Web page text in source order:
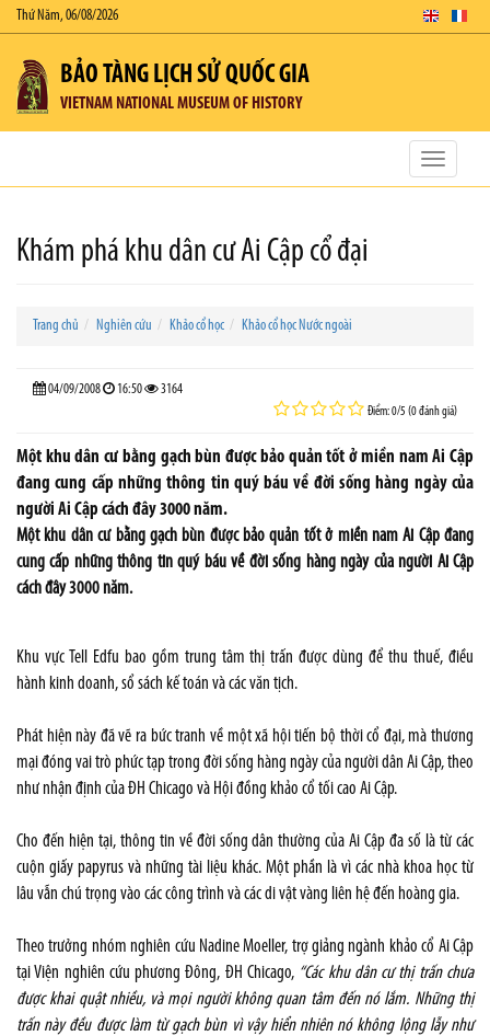
Thứ Năm, 06/08/2026
BẢO TÀNG LỊCH SỬ QUỐC GIA
VIETNAM NATIONAL MUSEUM OF HISTORY
Toggle
Khám phá khu dân cư Ai Cập cổ đại
Trang chủ Nghiên cứu Khảo cổ học Khảo cổ học Nước ngoài
04/09/2008 16:50 3164
Điểm: 0/5 (0 đánh giá)
Một khu dân cư bằng gạch bùn được bảo quản tốt ở miền nam Ai Cập
đang cung cấp những thông tin quý báu về đời sống hàng ngày của
người Ai Cập cách đây 3000 năm.
Một khu dân cư bằng gạch bùn được bảo quản tốt ở miền nam Ai Cập đang
cung cấp những thông tin quý báu về đời sống hàng ngày của người Ai Cập
cách đây 3000 năm.
Khu vực Tell Edfu bao gồm trung tâm thị trấn được dùng để thu thuế, điều
hành kinh doanh, sổ sách kế toán và các văn tịch.
Phát hiện này đã vẽ ra bức tranh về một xã hội tiến bộ thời cổ đại, mà thương
mại đóng vai trò phức tạp trong đời sống hàng ngày của người dân Ai Cập, theo
như nhận định của ĐH Chicago và Hội đồng khảo cổ tối cao Ai Cập.
Cho đến hiện tại, thông tin về đời sống dân thường của Ai Cập đa số là từ các
cuộn giấy papyrus và những tài liệu khác. Một phần là vì các nhà khoa học từ
lâu vẫn chú trọng vào các công trình và các di vật vàng liên hệ đến hoàng gia.
Theo trưởng nhóm nghiên cứu Nadine Moeller, trợ giảng ngành khảo cổ Ai Cập
tại Viện nghiên cứu phương Đông, ĐH Chicago, “Các khu dân cư thị trấn chưa
được khai quật nhiều, và mọi người không quan tâm đến nó lắm. Những thị
trấn này đều được làm từ gạch bùn vì vậy hiển nhiên nó không lộng lẫy như